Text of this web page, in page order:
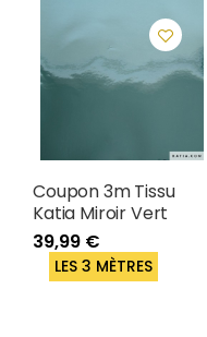
Coupon 3m Tissu
Katia Miroir Vert
39,99 €
LES 3 MÈTRES